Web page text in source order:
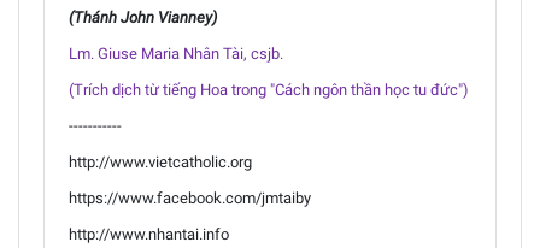
(Thánh John Vianney)
Lm. Giuse Maria Nhân Tài, csjb.
(Trích dịch từ tiếng Hoa trong "Cách ngôn thần học tu đức")
-----------
http://www.vietcatholic.org
https://www.facebook.com/jmtaiby
http://www.nhantai.info